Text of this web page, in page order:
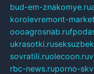
bud-em-znakomye.ru
korolevremont-
oooagrosnab.ru
ukrasotki.ru
sovratili.ruolecoon.ru
rbc-news.ruporno-